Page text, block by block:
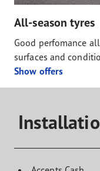
All-season tyres
Good perfomance
surfaces and
Show offers